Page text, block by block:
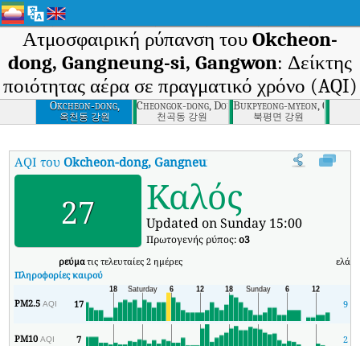
Ατμοσφαιρική ρύπανση του Okcheon-
dong, Gangneung-si, Gangwon: Δείκτης
ποιότητας αέρα σε πραγματικό χρόνο (AQI)
Okcheon-dong,
Gangneung-si,
Gangwon
옥천동 강원
Cheongok-dong, Donghae-si, Gangwon
천곡동 강원
Bukpyeong-myeon,
북평면 강원
AQI τουOkcheon-dong, Gangneung-si, Gangwon:Δείκτης
27 Καλός
Updated on Sunday 15:00
Πρωτογενής ρύπος:o3
ρεύματις τελευταίες 2 ημέρες ελάχ
Πληροφορίες καιρού
PM2.5AQI 17 9
PM10AQI 7 2